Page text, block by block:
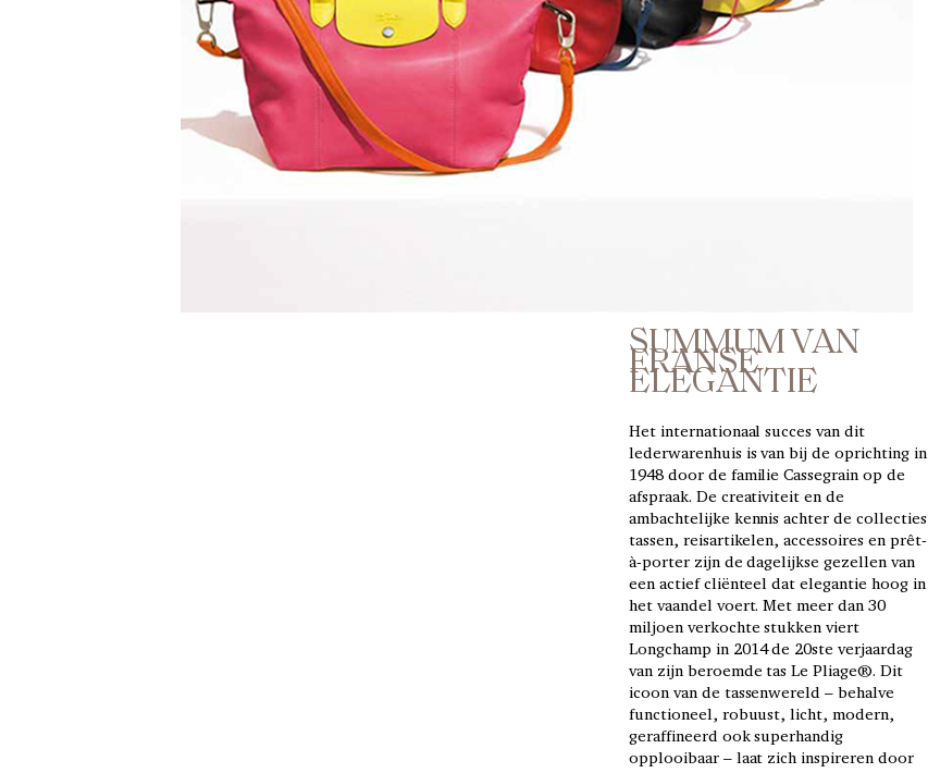
SUMMUM VAN
FRANSE
ELEGANTIE
Het internationaal succes van dit
lederwarenhuis is van bij de oprichting in
1948 door de familie Cassegrain op de
afspraak. De creativiteit en de
ambachtelijke kennis achter de collecties
tassen, reisartikelen, accessoires en prêt-
à-porter zijn de dagelijkse gezellen van
een actief cliënteel dat elegantie hoog in
het vaandel voert. Met meer dan 30
miljoen verkochte stukken viert
Longchamp in 2014 de 20ste verjaardag
van zijn beroemde tas Le Pliage®. Dit
icoon van de tassenwereld – behalve
functioneel, robuust, licht, modern,
geraffineerd ook superhandig
opplooibaar – laat zich inspireren door